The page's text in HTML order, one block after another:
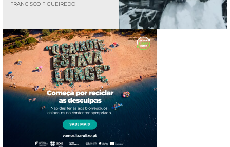
FRANCISCO FIGUEIREDO